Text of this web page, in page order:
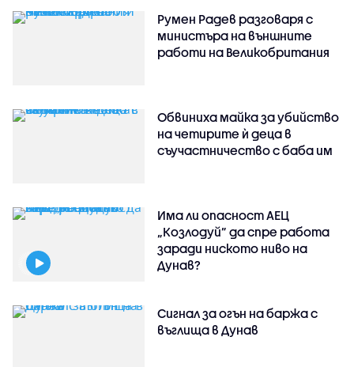
Румен Радев разговаря с
министъра на външните
работи на Великобритания
Обвиниха майка за убийство
на четирите ѝ деца в
съучастничество с баба им
Има ли опасност АЕЦ
„Козлодуй” да спре работа
заради ниското ниво на
Дунав?
Сигнал за огън на баржа с
въглища в Дунав